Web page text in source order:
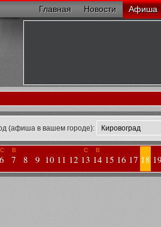
Главная Новости Афиша
(афиша в вашем городе):
С
6
В
7 8 9 10 11 12
С
13
В
14 15 16 17 18